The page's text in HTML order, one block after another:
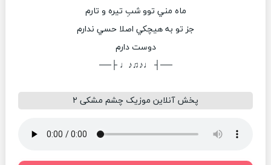
ماه مني توو شبِ تيره و تارم
جز تو به هيچكي اصلا حسي ندارم
دوست دارم
──┤ ♩♪♫♪♩ ├──
پخش آنلاین موزیک چشم مشکی ۲